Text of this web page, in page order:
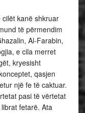
kanë shkruar
të përmendim
Al-Farabin,
e cila merret
kryesisht
qasjen
një fe të caktuar.
pasi të vërtetat
fetarë. Ata